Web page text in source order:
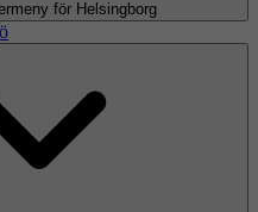
för Helsingborg